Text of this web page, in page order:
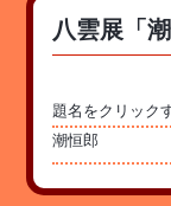
八雲展「
題名をクリック
潮恒郎